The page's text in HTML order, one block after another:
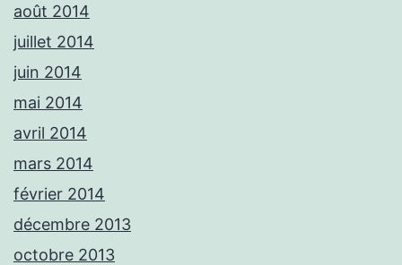
août 2014
juillet 2014
juin 2014
mai 2014
avril 2014
mars 2014
février 2014
décembre 2013
octobre 2013